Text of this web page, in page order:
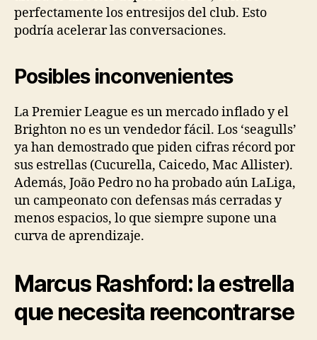
perfectamente los entresijos del club. Esto
podría acelerar las conversaciones.
Posibles inconvenientes
La Premier League es un mercado inflado y el
Brighton no es un vendedor fácil. Los ‘seagulls’
ya han demostrado que piden cifras récord por
sus estrellas (Cucurella, Caicedo, Mac Allister).
Además, João Pedro no ha probado aún LaLiga,
un campeonato con defensas más cerradas y
menos espacios, lo que siempre supone una
curva de aprendizaje.
Marcus Rashford: la estrella
que necesita reencontrarse